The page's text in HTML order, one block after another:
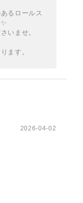
るロールス
いませ。
ます。
2026-04-02